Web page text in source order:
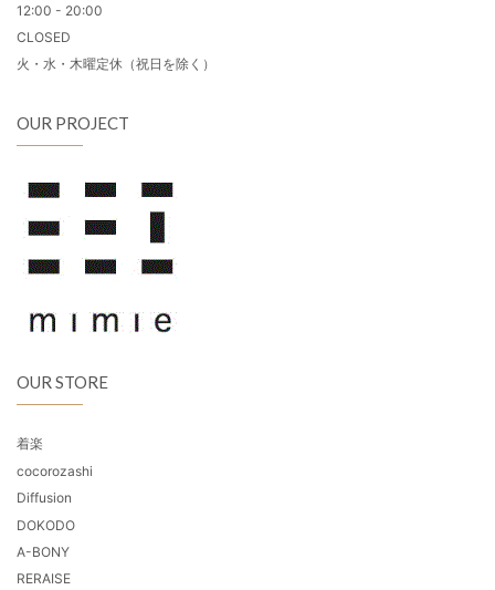
12:00 - 20:00
CLOSED
火・水・木曜定休（祝日を除く）
OUR PROJECT
OUR STORE
着楽
cocorozashi
Diffusion
DOKODO
A-BONY
RERAISE